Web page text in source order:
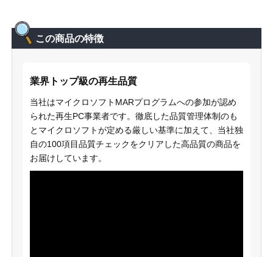
この商品の特徴
業界トップ級の再生品質
当社はマイクロソフトMARプログラムへの参加が認め
られた再生PC事業者です。徹底した品質管理体制のも
とマイクロソフトが定める厳しい基準に加えて、当社独
自の100項目品質チェックをクリアした高品質の商品を
お届けしています。